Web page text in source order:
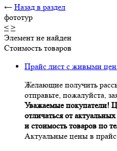
← Назад в раздел
фототур
< >
Элемент не найден
Стоимость товаров
Прайс лист с живыми
Желающие получить
отправьте, пожалуйста,
Уважаемые покупатели!
отличаться от
и стоимость товаров по
Актуальные цены в